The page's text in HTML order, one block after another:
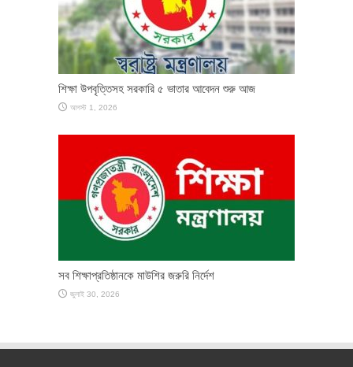
শিক্ষা উপবৃত্তিসহ সরকারি ৫ ভাতার আবেদন শুরু আজ
আগস্ট 1, 2026
সব শিক্ষাপ্রতিষ্ঠানকে মাউশির জরুরি নির্দেশ
জুলাই 30, 2026